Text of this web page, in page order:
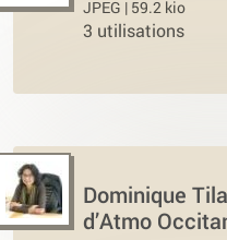
JPEG | 59.2 kio
3 utilisations
Dominique
d’Atmo